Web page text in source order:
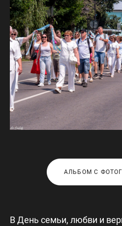
АЛЬБОМ С
В День семьи, любви и